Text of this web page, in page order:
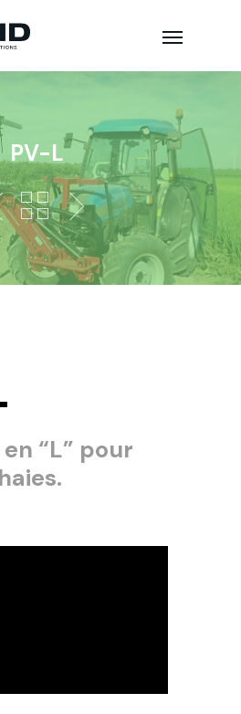
PV-L
“L” pour